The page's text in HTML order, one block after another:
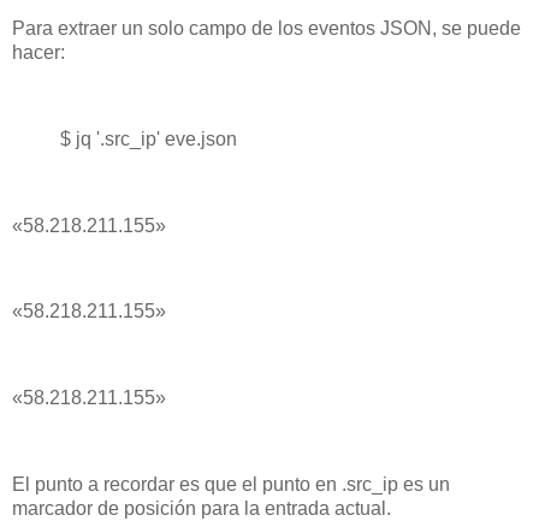
Para extraer un solo campo de los eventos JSON, se puede
hacer:
$ jq '.src_ip' eve.json
«58.218.211.155»
«58.218.211.155»
«58.218.211.155»
El punto a recordar es que el punto en .src_ip es un
marcador de posición para la entrada actual.